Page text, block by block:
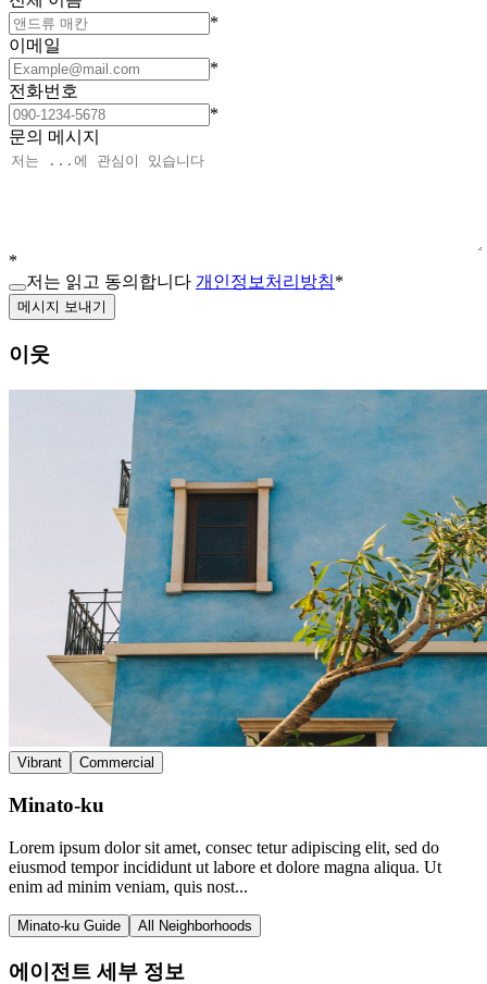
*
이메일
*
전화번호
*
문의 메시지
*
저는 읽고 동의합니다 개인정보처리방침*
메시지 보내기
이웃
Vibrant Commercial
Minato-ku
Lorem ipsum dolor sit amet, consec tetur adipiscing elit, sed do
eiusmod tempor incididunt ut labore et dolore magna aliqua. Ut
enim ad minim veniam, quis nost...
Minato-ku Guide All Neighborhoods
에이전트 세부 정보